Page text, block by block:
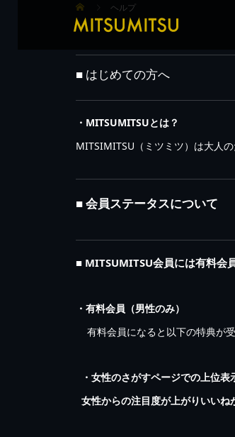
ヘルプ
■ はじめての方へ
・MITSUMITSUとは？
MITSIMITSU（ミツミツ）は大人
■ 会員ステータスについて
■ MITSUMITSU会員には有料会
・有料会員（男性のみ）
有料会員になると以下の特典が受
・女性のさがすページでの上位表
女性からの注目度が上がりいいね